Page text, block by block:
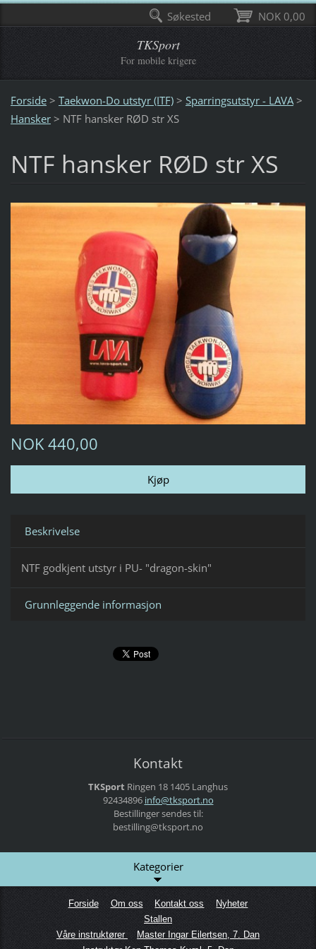
TKSport
For mobile krigere
Forside > Taekwon-Do utstyr (ITF) > Sparringsutstyr - LAVA >
Hansker > NTF hansker RØD str XS
NTF hansker RØD str XS
NOK 440,00
Beskrivelse
NTF godkjent utstyr i PU- "dragon-skin"
Grunnleggende informasjon
Kontakt
TKSport Ringen 18 1405 Langhus
92434896 info@tksport.no
Bestillinger sendes til:
bestilling@tksport.no
Kategorier
Forside Om oss Kontakt oss
Nyheter
Stallen
Våre instruktører
Master Ingar Eilertsen, 7. Dan
NOK 0,00
Søkested